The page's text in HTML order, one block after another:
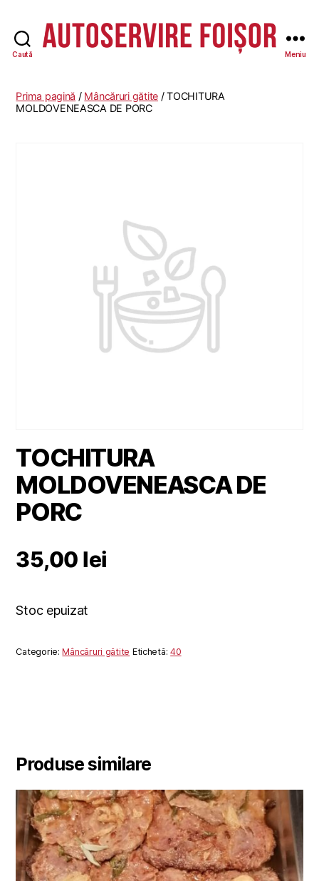
Caută
-
Meniu
Prima pagină / Mâncăruri gătite / TOCHITURA
MOLDOVENEASCA DE PORC
TOCHITURA
MOLDOVENEASCA DE
PORC
35,00 lei
Stoc epuizat
Categorie:Mâncăruri gătite Etichetă:40
Produse similare